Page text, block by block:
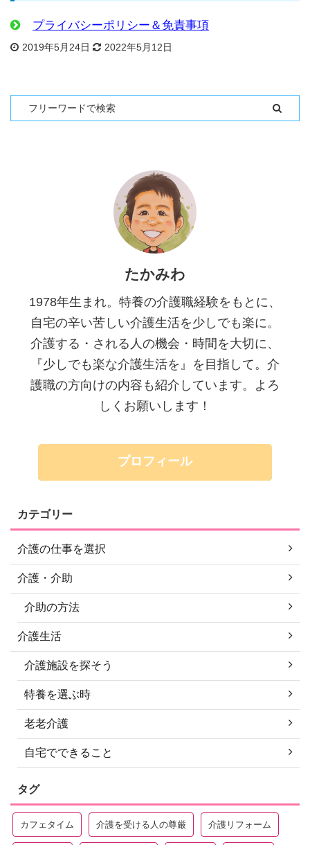
プライバシーポリシー＆免責事項
2019年5月24日 2022年5月12日
たかみわ
1978年生まれ。特養の介護職経験をもとに、
自宅の辛い苦しい介護生活を少しでも楽に。
介護する・される人の機会・時間を大切に、
『少しでも楽な介護生活を』を目指して。介
護職の方向けの内容も紹介しています。よろ
しくお願いします！
プロフィール
カテゴリー
介護の仕事を選択
介護・介助
介助の方法
介護生活
介護施設を探そう
特養を選ぶ時
老老介護
自宅でできること
タグ
カフェタイム 介護を受ける人の尊厳 介護リフォーム